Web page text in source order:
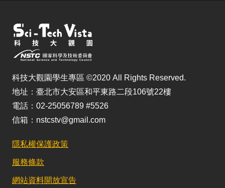
科技大觀園學生專區 ©2020 All Rights Reserved.
地址：臺北市大安區和平東路二段106號22樓
電話：02-25056789 #5526
信箱：nstcstv@gmail.com
隱私權保護政策
服務條款
網站資料開放宣告